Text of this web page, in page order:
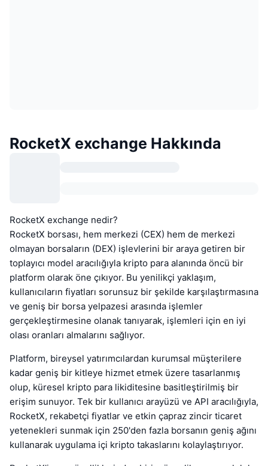
RocketX exchange Hakkında
RocketX exchange nedir?
RocketX borsası, hem merkezi (CEX) hem de merkezi
olmayan borsaların (DEX) işlevlerini bir araya getiren bir
toplayıcı model aracılığıyla kripto para alanında öncü bir
platform olarak öne çıkıyor. Bu yenilikçi yaklaşım,
kullanıcıların fiyatları sorunsuz bir şekilde karşılaştırmasına
ve geniş bir borsa yelpazesi arasında işlemler
gerçekleştirmesine olanak tanıyarak, işlemleri için en iyi
olası oranları almalarını sağlıyor.
Platform, bireysel yatırımcılardan kurumsal müşterilere
kadar geniş bir kitleye hizmet etmek üzere tasarlanmış
olup, küresel kripto para likiditesine basitleştirilmiş bir
erişim sunuyor. Tek bir kullanıcı arayüzü ve API aracılığıyla,
RocketX, rekabetçi fiyatlar ve etkin çapraz zincir ticaret
yetenekleri sunmak için 250'den fazla borsanın geniş ağını
kullanarak uygulama içi kripto takaslarını kolaylaştırıyor.